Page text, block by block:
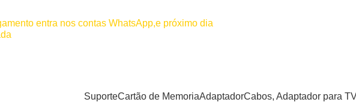
entra nos contas WhatsApp,e próximo dia
SuporteCartão de MemoriaAdaptadorCabos, Adaptador para